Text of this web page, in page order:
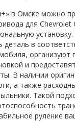
в Омске можно
для Chevrolet
в
организуют
и
В наличии
а также
Такой
руление